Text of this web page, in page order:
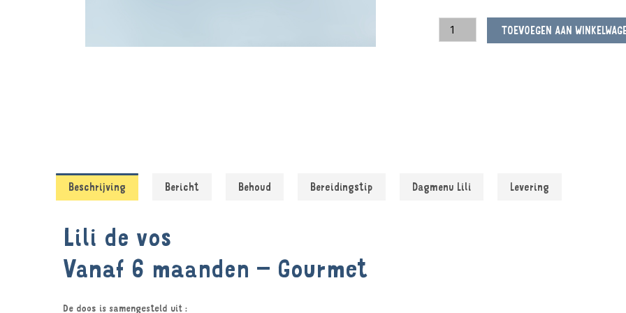
TOEVOEGEN AAN
Beschrijving Bericht Behoud Bereidingstip Dagmenu Lili Levering
Lili de vos
Vanaf 6 maanden – Gourmet
De doos is samengesteld uit :